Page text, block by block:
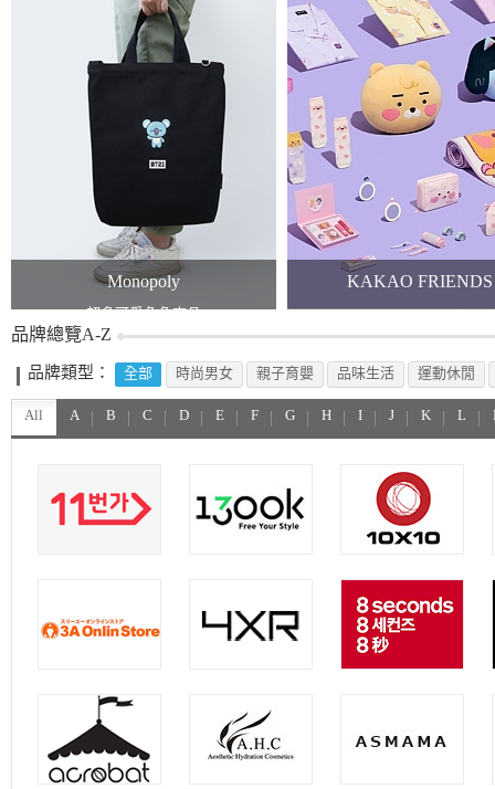
Monopoly
超多可愛角色商品
KAKAO FRIENDS
KAKAO x TWICE
品牌總覽A-Z
品牌類型： 全部 時尚男女 親子育嬰 品味生活 運動休閒
All A B C D E F G H I J K L